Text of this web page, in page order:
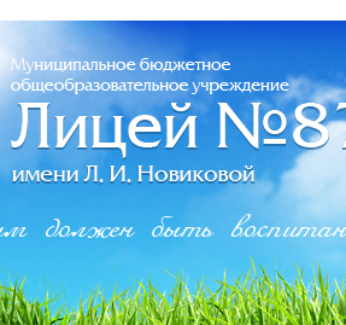
должен быть